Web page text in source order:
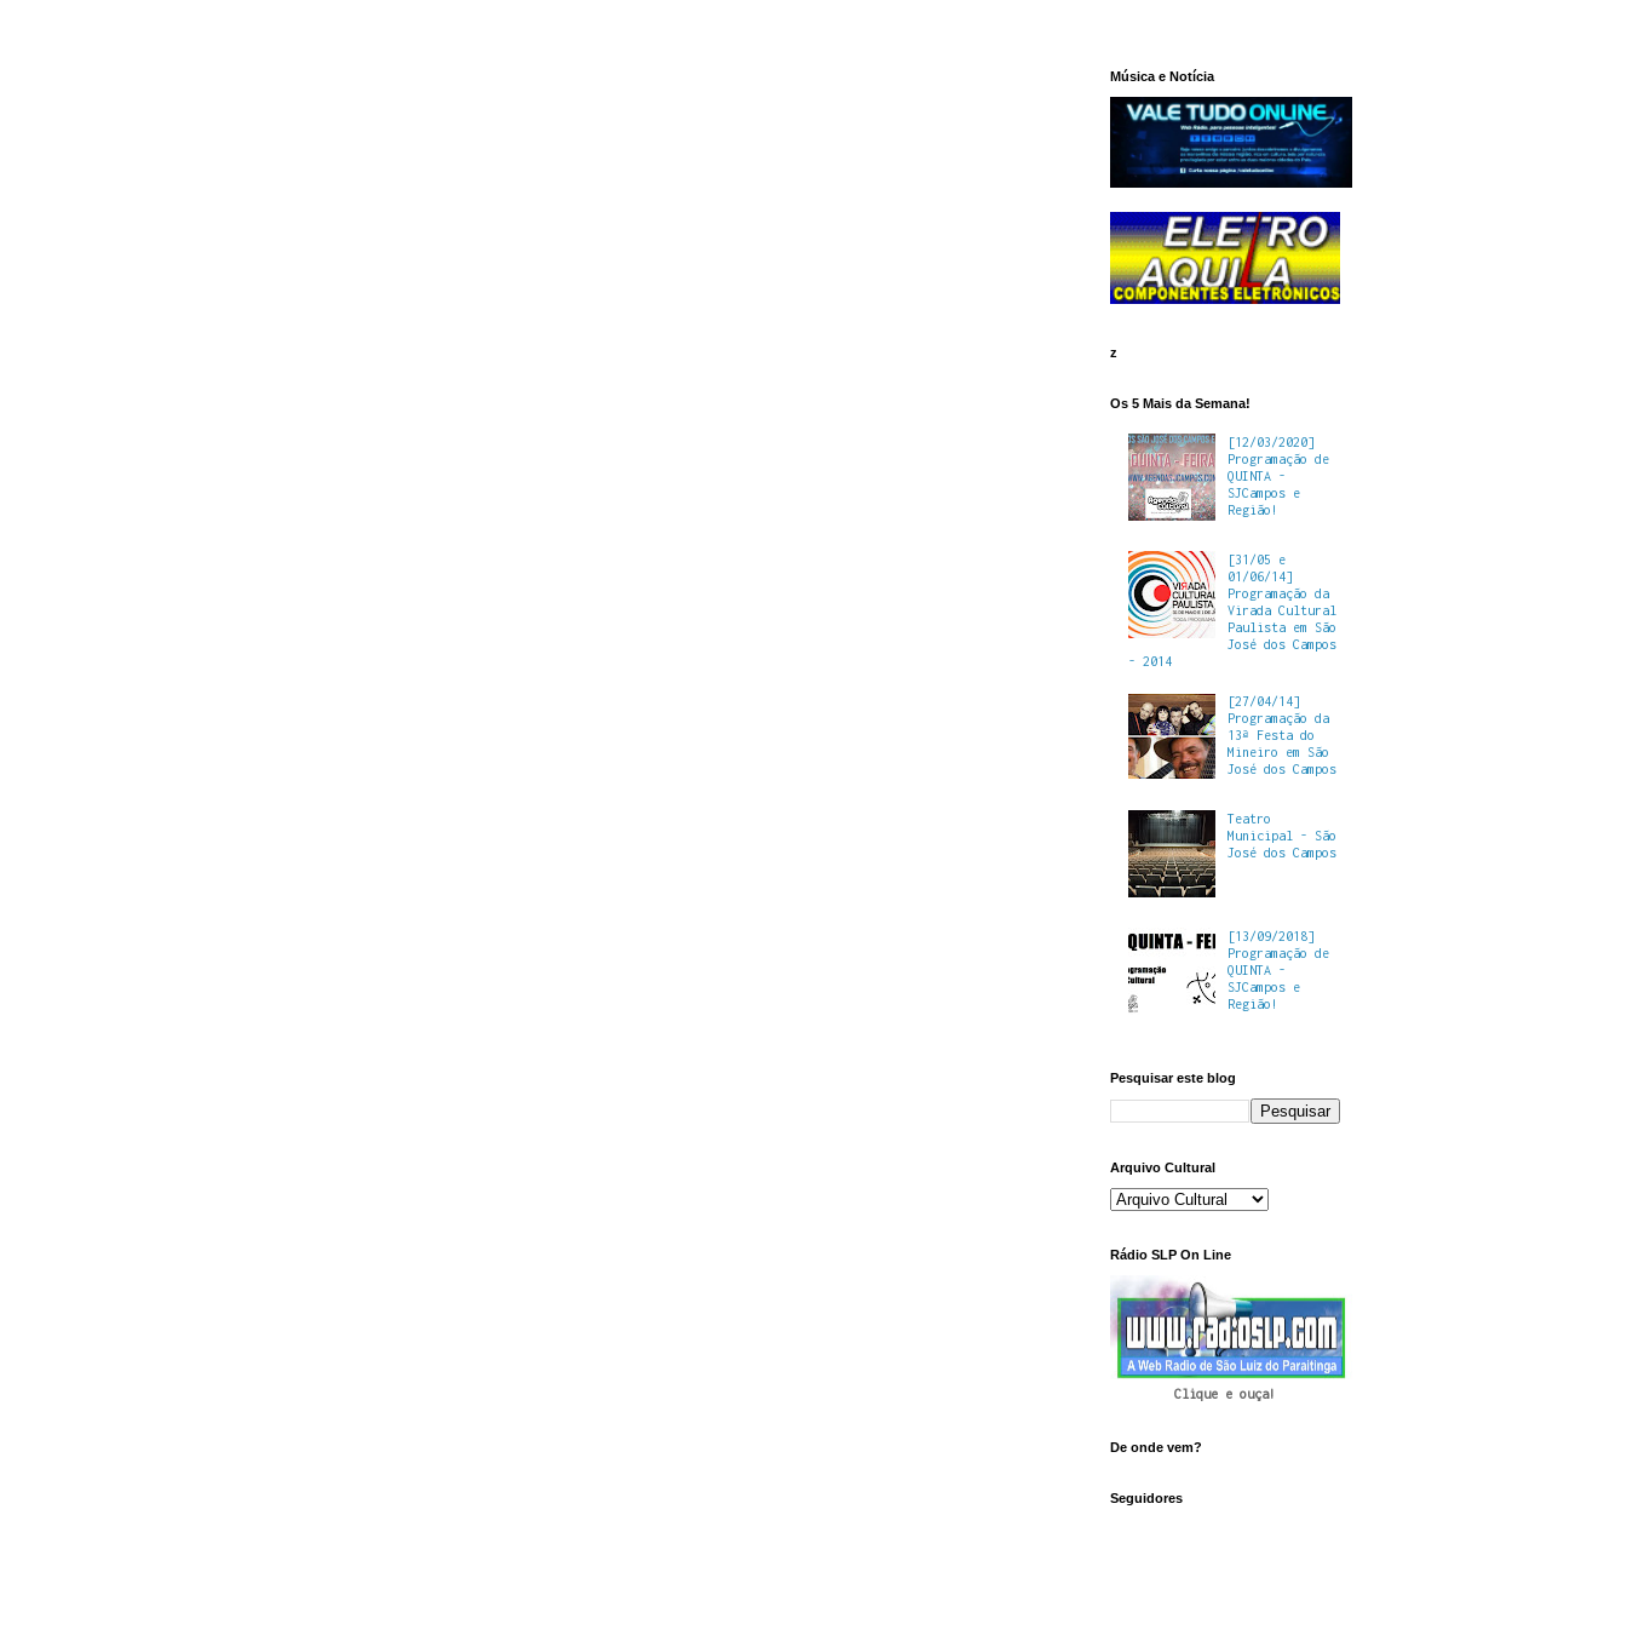
Música e Notícia
z
Os 5 Mais da Semana!
[12/03/2020]
Programação de
QUINTA -
SJCampos e
Região!
[31/05 e
01/06/14]
Programação da
Virada Cultural
Paulista em São
José dos Campos
- 2014
[27/04/14]
Programação da
13ª Festa do
Mineiro em São
José dos Campos
Teatro
Municipal - São
José dos Campos
[13/09/2018]
Programação de
QUINTA -
SJCampos e
Região!
Pesquisar este blog
Arquivo Cultural
Rádio SLP On Line
Clique e ouça!
De onde vem?
Seguidores